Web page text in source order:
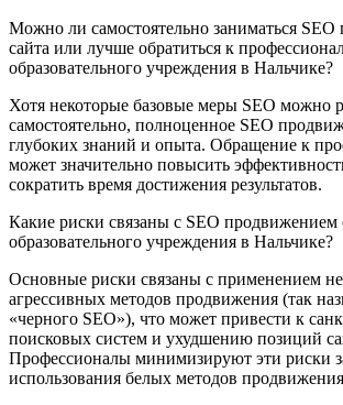
Можно ли самостоятельно заниматься
сайта или лучше обратиться к
образовательного учреждения в Нальчике?
Хотя некоторые базовые меры SEO можно
самостоятельно, полноценное SEO
глубоких знаний и опыта. Обращение к
может значительно повысить
сократить время достижения результатов.
Какие риски связаны с SEO продвижением
образовательного учреждения в Нальчике?
Основные риски связаны с применением
агрессивных методов продвижения (так
«черного SEO»), что может привести к
поисковых систем и ухудшению позиций
Профессионалы минимизируют эти риски
использования белых методов